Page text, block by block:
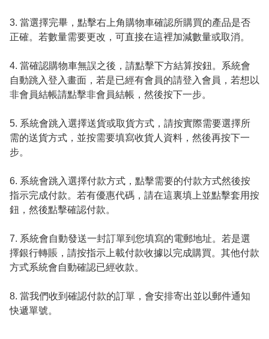
3. 當選擇完畢，點擊右上角購物車確認所購買的產品是否
正確。若數量需要更改，可直接在這裡加減數量或取消。
4. 當確認購物車無誤之後，請點擊下方結算按鈕。系統會
自動跳入登入畫面，若是已經有會員的請登入會員，若想以
非會員結帳請點擊非會員結帳，然後按下一步。
5. 系統會跳入選擇送貨或取貨方式，請按實際需要選擇所
需的送貨方式，並按需要填寫收貨人資料，然後再按下一
步。
6. 系統會跳入選擇付款方式，點擊需要的付款方式然後按
指示完成付款。若有優惠代碼，請在這裏填上並點擊套用按
鈕，然後點擊確認付款。
7. 系統會自動發送一封訂單到您填寫的電郵地址。若是選
擇銀行轉賬，請按指示上載付款收據以完成購買。其他付款
方式系統會自動確認已經收款。
8. 當我們收到確認付款的訂單，會安排寄出並以郵件通知